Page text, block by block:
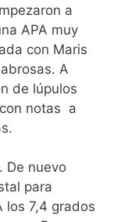
a
APA muy
con Maris
A
de lúpulos
notas a
. De nuevo
para
los 7,4 grados